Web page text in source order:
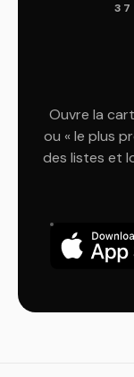
37
Ouvre la
ou « le plus
des listes et